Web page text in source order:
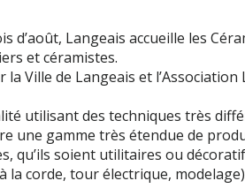
d’août, Langeais accueille les
et céramistes.
Ville de Langeais et l’Association
utilisant des techniques très
une gamme très étendue de
qu’ils soient utilitaires ou
la corde, tour électrique,